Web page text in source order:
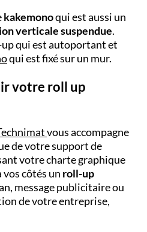
kakemonoqui est aussi un
verticale suspendue.
qui est autoportant et
qui est fixé sur un mur.
votre roll up
vous accompagne
de votre support de
votre charte graphique
côtés un roll-up
message publicitaire ou
de votre entreprise,